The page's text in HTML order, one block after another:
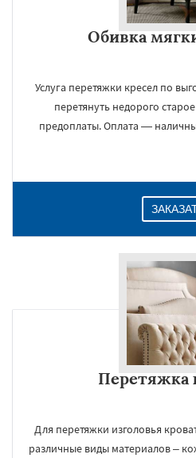
Обивка
Услуга перетяжки кресел по
перетянуть недорого
предоплаты. Оплата —
Перетяжка
Для перетяжки изголовья
различные виды материалов –